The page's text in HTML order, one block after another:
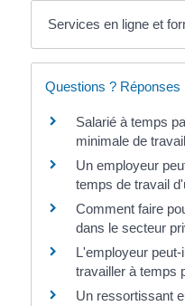
Services en ligne et
Questions ? Réponses
Salarié à temps
minimale de
Un employeur
temps de travail
Comment faire
dans le secteur
L'employeur
travailler à temps
Un ressortissant